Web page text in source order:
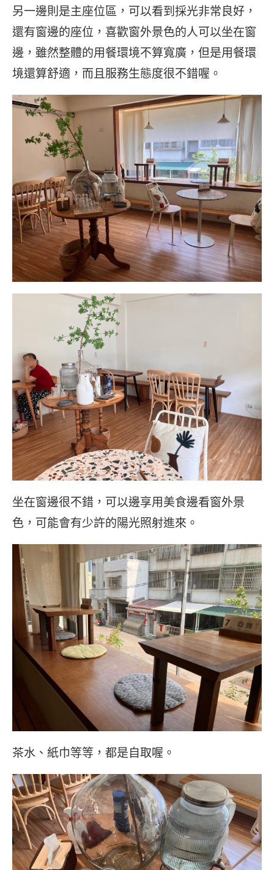
另一邊則是主座位區，可以看到採光非常良好，
還有窗邊的座位，喜歡窗外景色的人可以坐在窗
邊，雖然整體的用餐環境不算寬廣，但是用餐環
境還算舒適，而且服務生態度很不錯喔。
坐在窗邊很不錯，可以邊享用美食邊看窗外景
色，可能會有少許的陽光照射進來。
茶水、紙巾等等，都是自取喔。